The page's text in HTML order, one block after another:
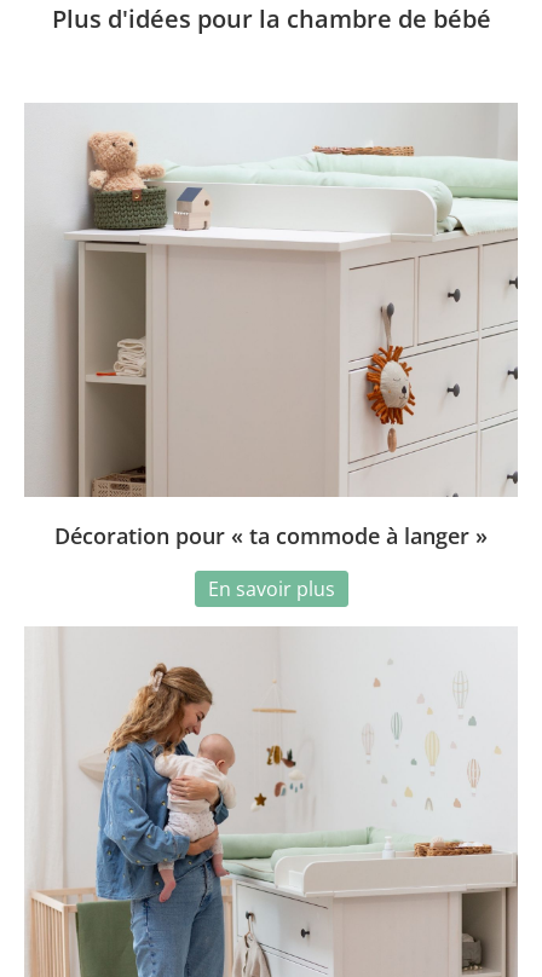
Plus d'idées pour la chambre de bébé
Décoration pour « ta commode à langer »
En savoir plus